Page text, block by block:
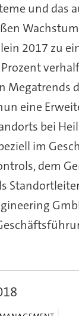
und das
2017 zu
Megatrends
eine
bei
im
dem